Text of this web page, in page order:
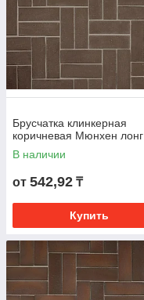
Брусчатка клинкерная
коричневая Мюнхен лонг
В наличии
от 542,92 ₸
Купить